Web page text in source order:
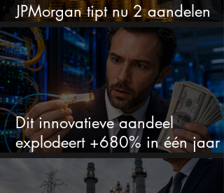
JPMorgan tipt nu 2 aandelen
voor augustus
Dit innovatieve aandeel
explodeert +680% in één jaar
en blijft maar stijgen